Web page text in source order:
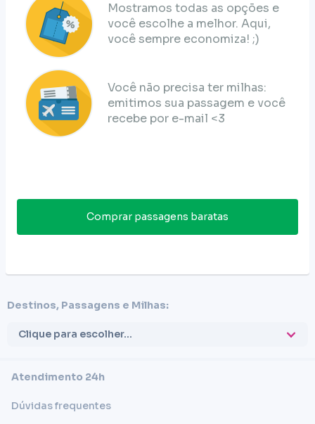
Mostramos todas as opções e
você escolhe a melhor. Aqui,
você sempre economiza! ;)
Você não precisa ter milhas:
emitimos sua passagem e você
recebe por e-mail <3
Comprar passagens baratas
Destinos, Passagens e Milhas:
Clique para escolher...
Atendimento 24h
Dúvidas frequentes